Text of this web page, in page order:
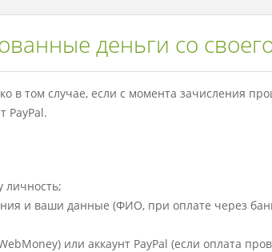
деньги со
в том случае, если с момента зачисления
PayPal.
личность;
и ваши данные (ФИО, при оплате через
или аккаунт PayPal (если оплата